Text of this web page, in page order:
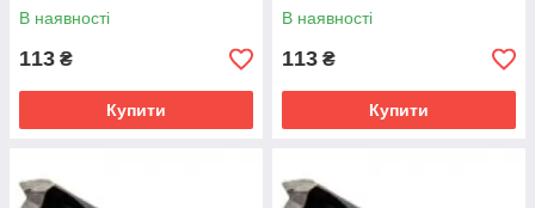
В наявності
113 ₴
Купити
В наявності
113 ₴
Купити